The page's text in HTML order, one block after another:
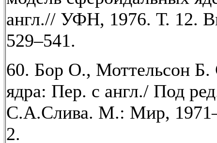
англ.// УФН, 1976. Т. 12.
529–541.
60. Бор О., Моттельсон Б.
ядра: Пер. с англ./ Под
С.А.Слива. М.: Мир,
2.